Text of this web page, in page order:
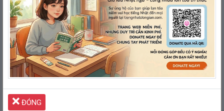
tạm thời
1 急
Nghĩa: Vội vàng, nóng ruột, sốt
ruột
きゅうびょう
人
にん
が出
で
たため、列車
れっしゃ
は臨時
りんじ
にこの駅
えき
に
停車
ていしゃ
した。
Do có bệnh nhân cấp cứu, nên tàu đã tạm dừng
tại ga này.
合 ＿ニュース、＿
ĐÓNG